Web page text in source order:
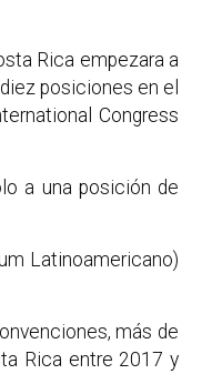
Rica empezara a
posiciones en el
Congress
a una posición de
Latinoamericano)
más de
Rica entre 2017 y